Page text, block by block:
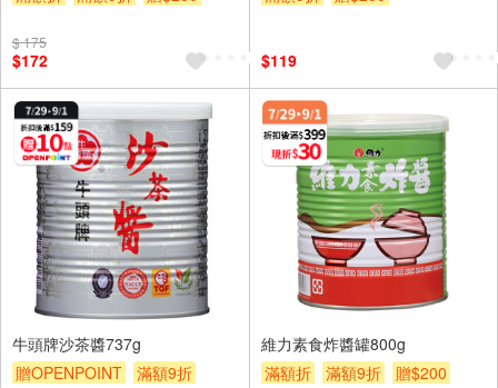
$ 175
$172 $119
牛頭牌沙茶醬737g
贈OPENPOINT
滿額9折
維力素食炸醬罐800g
滿額折
滿額9折 贈$200